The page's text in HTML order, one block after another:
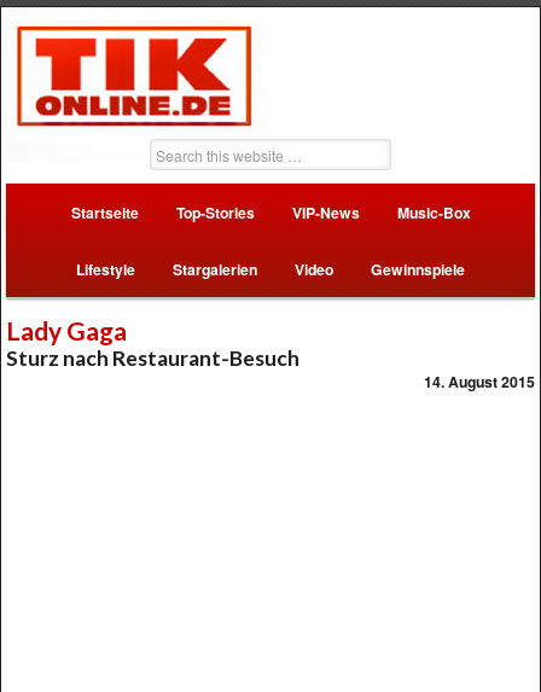
Startseite Top-Stories VIP-News Music-Box
Lifestyle Stargalerien Video Gewinnspiele
Lady Gaga
Sturz nach Restaurant-Besuch
14. August 2015